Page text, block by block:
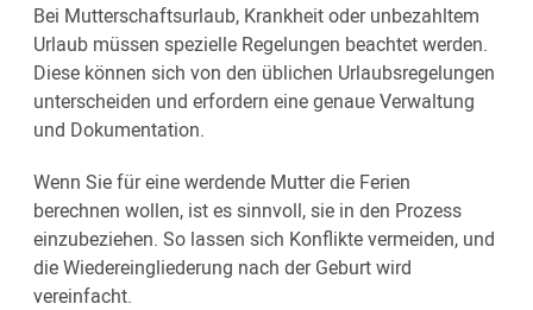
Bei Mutterschaftsurlaub, Krankheit oder unbezahltem
Urlaub müssen spezielle Regelungen beachtet werden.
Diese können sich von den üblichen Urlaubsregelungen
unterscheiden und erfordern eine genaue Verwaltung
und Dokumentation.
Wenn Sie für eine werdende Mutter die Ferien
berechnen wollen, ist es sinnvoll, sie in den Prozess
einzubeziehen. So lassen sich Konflikte vermeiden, und
die Wiedereingliederung nach der Geburt wird
vereinfacht.